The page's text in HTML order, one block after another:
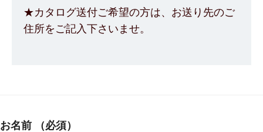
★カタログ送付ご希望の方は、お送り先のご
住所をご記入下さいませ。
お名前 （必須）